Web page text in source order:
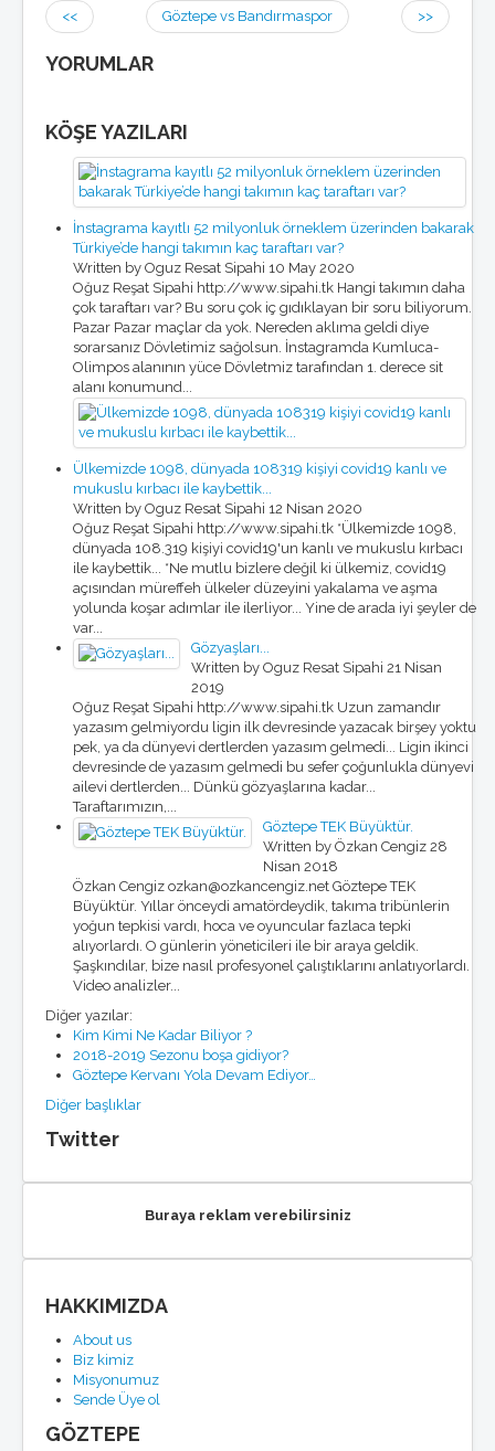
<< Göztepe vs Bandırmaspor >>
YORUMLAR
KÖŞE YAZILARI
İnstagrama kayıtlı 52 milyonluk örneklem üzerinden bakarak
Türkiye’de hangi takımın kaç taraftarı var?
Written by Oguz Resat Sipahi 10 May 2020
Oğuz Reşat Sipahi http://www.sipahi.tk Hangi takımın daha
çok taraftarı var? Bu soru çok iç gıdıklayan bir soru biliyorum.
Pazar Pazar maçlar da yok. Nereden aklıma geldi diye
sorarsanız Dövletimiz sağolsun. İnstagramda Kumluca-
Olimpos alanının yüce Dövletmiz tarafından 1. derece sit
alanı konumund...
Ülkemizde 1098, dünyada 108319 kişiyi covid19 kanlı ve
mukuslu kırbacı ile kaybettik...
Written by Oguz Resat Sipahi 12 Nisan 2020
Oğuz Reşat Sipahi http://www.sipahi.tk *Ülkemizde 1098,
dünyada 108.319 kişiyi covid19'un kanlı ve mukuslu kırbacı
ile kaybettik... *Ne mutlu bizlere değil ki ülkemiz, covid19
açısından müreffeh ülkeler düzeyini yakalama ve aşma
yolunda koşar adımlar ile ilerliyor... Yine de arada iyi şeyler de
var...
Gözyaşları...
Written by Oguz Resat Sipahi 21 Nisan
2019
Oğuz Reşat Sipahi http://www.sipahi.tk Uzun zamandır
yazasım gelmiyordu ligin ilk devresinde yazacak birşey yoktu
pek, ya da dünyevi dertlerden yazasım gelmedi... Ligin ikinci
devresinde de yazasım gelmedi bu sefer çoğunlukla dünyevi
ailevi dertlerden... Dünkü gözyaşlarına kadar...
Taraftarımızın,...
Göztepe TEK Büyüktür.
Written by Özkan Cengiz 28
Nisan 2018
Özkan Cengiz ozkan@ozkancengiz.net Göztepe TEK
Büyüktür. Yıllar önceydi amatördeydik, takıma tribünlerin
yoğun tepkisi vardı, hoca ve oyuncular fazlaca tepki
alıyorlardı. O günlerin yöneticileri ile bir araya geldik.
Şaşkındılar, bize nasıl profesyonel çalıştıklarını anlatıyorlardı.
Video analizler...
Diğer yazılar:
Kim Kimi Ne Kadar Biliyor ?
2018-2019 Sezonu boşa gidiyor?
Göztepe Kervanı Yola Devam Ediyor…
Diğer başlıklar
Twitter
Buraya reklam verebilirsiniz
HAKKIMIZDA
About us
Biz kimiz
Misyonumuz
Sende Üye ol
GÖZTEPE